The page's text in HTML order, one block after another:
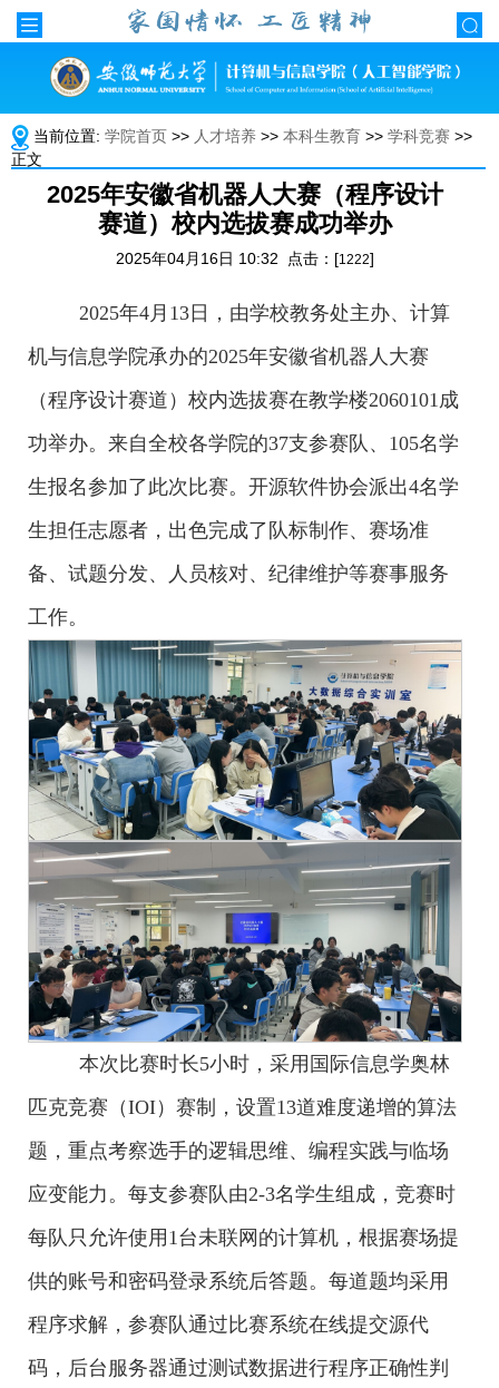
当前位置: 学院首页 >> 人才培养 >> 本科生教育 >> 学科竞赛 >>
正文
2025年安徽省机器人大赛（程序设计
赛道）校内选拔赛成功举办
2025年04月16日 10:32 点击：[1222]
2025年4月13日，由学校教务处主办、计算
机与信息学院承办的2025年安徽省机器人大赛
（程序设计赛道）校内选拔赛在教学楼2060101成
功举办。来自全校各学院的37支参赛队、105名学
生报名参加了此次比赛。开源软件协会派出4名学
生担任志愿者，出色完成了队标制作、赛场准
备、试题分发、人员核对、纪律维护等赛事服务
工作。
本次比赛时长5小时，采用国际信息学奥林
匹克竞赛（IOI）赛制，设置13道难度递增的算法
题，重点考察选手的逻辑思维、编程实践与临场
应变能力。每支参赛队由2-3名学生组成，竞赛时
每队只允许使用1台未联网的计算机，根据赛场提
供的账号和密码登录系统后答题。每道题均采用
程序求解，参赛队通过比赛系统在线提交源代
码，后台服务器通过测试数据进行程序正确性判